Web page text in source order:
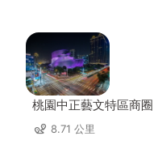
桃園中正藝文特區商圈
8.71 公里